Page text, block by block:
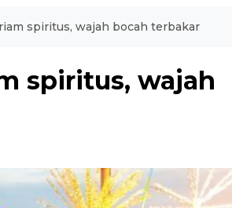
spiritus, wajah bocah terbakar
spiritus, wajah